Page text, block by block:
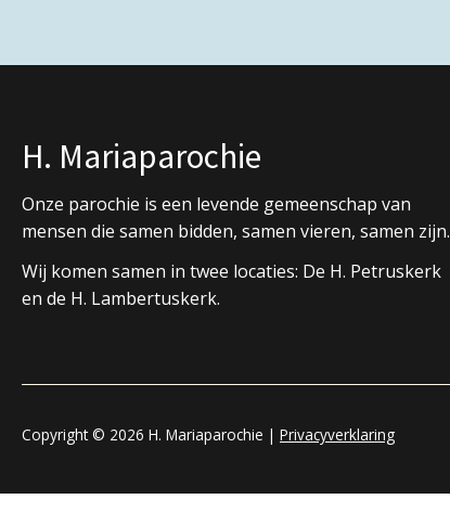
H. Mariaparochie
Onze parochie is een levende gemeenschap van
mensen die samen bidden, samen vieren, samen zijn.
Wij komen samen in twee locaties: De H. Petruskerk
en de H. Lambertuskerk.
Copyright © 2026 H. Mariaparochie | Privacyverklaring